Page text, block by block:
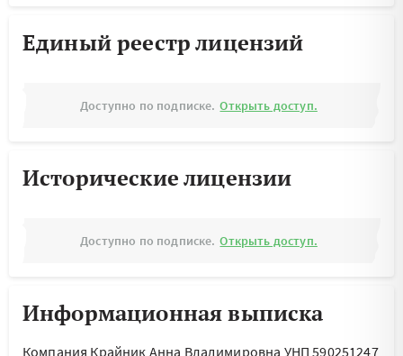
Единый реестр лицензий
Доступно по подписке. Открыть доступ.
Исторические лицензии
Доступно по подписке. Открыть доступ.
Информационная выписка
Компания Крайник Анна Владимировна УНП 590251247